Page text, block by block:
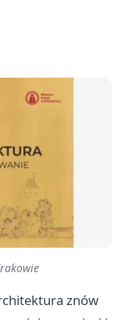
znów